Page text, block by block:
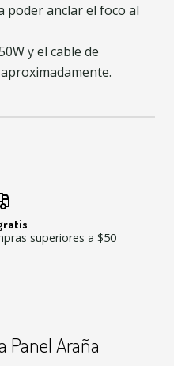
poder anclar el foco al
y el cable de
superiores a $50
Panel Araña